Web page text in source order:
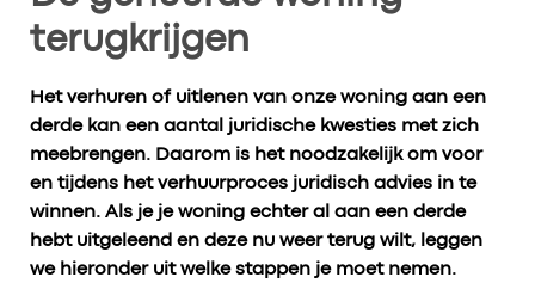
terugkrijgen
Het verhuren of uitlenen van onze woning aan een
derde kan een aantal juridische kwesties met zich
meebrengen. Daarom is het noodzakelijk om voor
en tijdens het verhuurproces juridisch advies in te
winnen. Als je je woning echter al aan een derde
hebt uitgeleend en deze nu weer terug wilt, leggen
we hieronder uit welke stappen je moet nemen.